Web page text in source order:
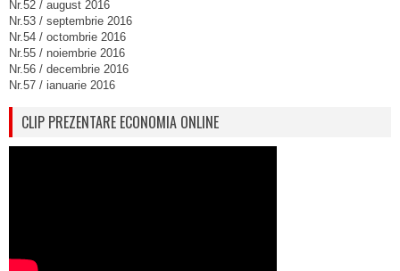
Nr.52 / august 2016
Nr.53 / septembrie 2016
Nr.54 / octombrie 2016
Nr.55 / noiembrie 2016
Nr.56 / decembrie 2016
Nr.57 / ianuarie 2016
CLIP PREZENTARE ECONOMIA ONLINE